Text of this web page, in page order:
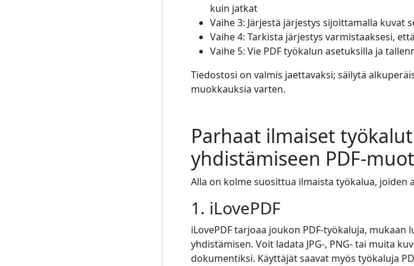
kuin jatkat
Vaihe 3: Järjestä järjestys sijoittamalla kuvat
Vaihe 4: Tarkista järjestys varmistaaksesi,
Vaihe 5: Vie PDF työkalun asetuksilla ja
Tiedostosi on valmis jaettavaksi; säilytä
muokkauksia varten.
Parhaat ilmaiset
yhdistämiseen PDF-
Alla on kolme suosittua ilmaista työkalua, joiden
1. iLovePDF
iLovePDF tarjoaa joukon PDF-työkaluja,
yhdistämisen. Voit ladata JPG-, PNG- tai muita
dokumentiksi. Käyttäjät saavat myös työkaluja